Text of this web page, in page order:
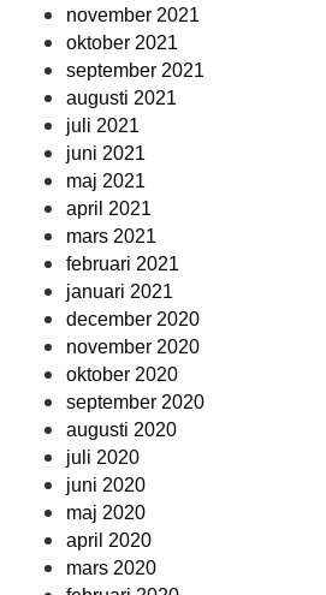
november 2021
oktober 2021
september 2021
augusti 2021
juli 2021
juni 2021
maj 2021
april 2021
mars 2021
februari 2021
januari 2021
december 2020
november 2020
oktober 2020
september 2020
augusti 2020
juli 2020
juni 2020
maj 2020
april 2020
mars 2020